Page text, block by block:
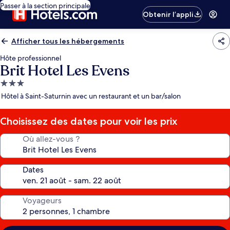
Passer à la section principale
Obtenir l’appli
Afficher tous les hébergements
Hôte professionnel
Brit Hotel Les Evens
Hébergement
3.0 étoiles
Hôtel à Saint-Saturnin avec un restaurant et un bar/salon
Choisissez des dates pour voir les prix
Où allez-vous ?
Dates
Voyageurs